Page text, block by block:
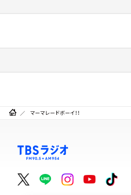
マーマレードボーイ！！